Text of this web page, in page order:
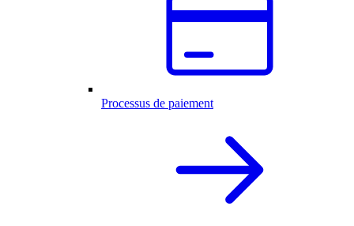
Processus de paiement